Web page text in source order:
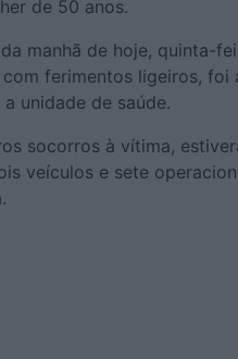
de 50 anos.
manhã de hoje, quinta-
ferimentos ligeiros, foi
unidade de saúde.
socorros à vítima,
veículos e sete